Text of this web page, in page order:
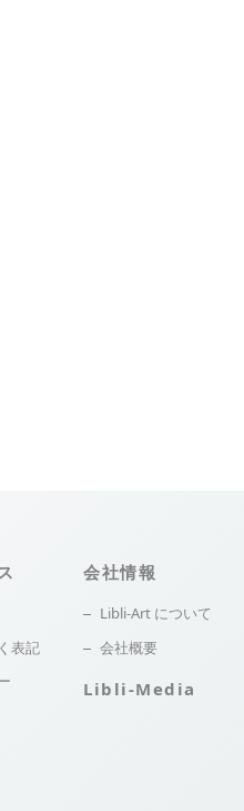
表記
会社情報
Libli-Art について
会社概要
Libli-Media